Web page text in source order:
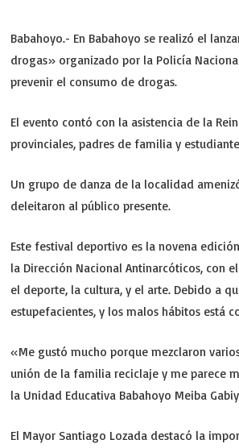
Babahoyo.- En Babahoyo se realizó el
drogas» organizado por la Policía
prevenir el consumo de drogas.
El evento contó con la asistencia de la
provinciales, padres de familia y
Un grupo de danza de la localidad
deleitaron al público presente.
Este festival deportivo es la novena
la Dirección Nacional Antinarcóticos, con
el deporte, la cultura, y el arte. Debido a
estupefacientes, y los malos hábitos está
«Me gustó mucho porque mezclaron
unión de la familia reciclaje y me parece
la Unidad Educativa Babahoyo Meiba
El Mayor Santiago Lozada destacó la